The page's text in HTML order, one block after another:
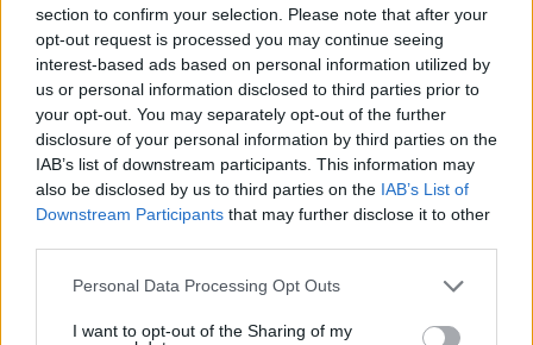
section to confirm your selection. Please note that after your
opt-out request is processed you may continue seeing
interest-based ads based on personal information utilized by
us or personal information disclosed to third parties prior to
your opt-out. You may separately opt-out of the further
disclosure of your personal information by third parties on the
IAB’s list of downstream participants. This information may
also be disclosed by us to third parties on the IAB’s List of
Downstream Participants that may further disclose it to other
Please note that this website/app uses one or more Google
not limited to your visit or usage behaviour. You may click to
Personal Data Processing Opt Outs
I want to opt-out of the Sharing of my
Thema Insights
Ακολουθήστε το protothema.gr στο Google News
και μάθετε πρώτοι όλες τις ειδήσεις
Δείτε όλες τις τελευταίες Ειδήσειςαπό την Ελλάδα
και τον Κόσμο, τη στιγμή που συμβαίνουν, στο
Protothema.gr